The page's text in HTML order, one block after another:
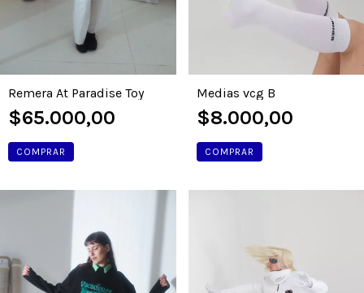
Remera At Paradise Toy
$65.000,00
COMPRAR
Medias vcg B
$8.000,00
COMPRAR